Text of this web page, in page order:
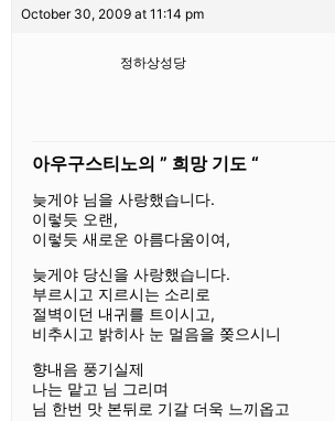
October 30, 2009 at 11:14 pm
정하상성당
아우구스티노의 ” 희망 기도 “
늦게야 님을 사랑했습니다.
이렇듯 오랜,
이렇듯 새로운 아름다움이여,
늦게야 당신을 사랑했습니다.
부르시고 지르시는 소리로
절벽이던 내귀를 트이시고,
비추시고 밝히사 눈 멀음을 쫒으시니
향내음 풍기실제
나는 맡고 님 그리며
님 한번 맛 본뒤로 기갈 더욱 느끼옵고